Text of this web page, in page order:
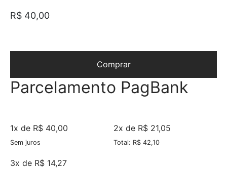
R$ 40,00
Comprar
Parcelamento PagBank
1x de R$ 40,00
Sem juros
2x de R$ 21,05
Total: R$ 42,10
3x de R$ 14,27